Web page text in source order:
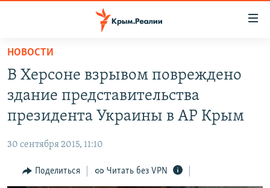
Вернуться
основному
содержанию
главной
навигации
Вернутся
СПЕЦПРОЕКТЫ
11 ЛЕТ ОККУПАЦИИ КРЫМА. 11 ИСТОРИЙ СОПРОТИВЛЕНИЯ
ЕЩЕ
ИНТЕРАКТИВ
РАДІО СВОБОДА
НОВОСТИ
В Херсоне взрывом повреждено
здание представительства
президента Украины в АР Крым
30 сентября 2015, 11:10
Поделиться Читать без VPN